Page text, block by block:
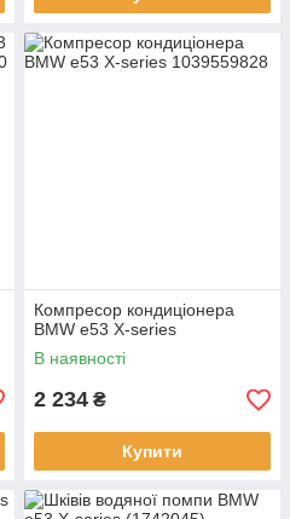
Компресор кондиціонера
BMW e53 X-series
В наявності
2 234 ₴
Купити